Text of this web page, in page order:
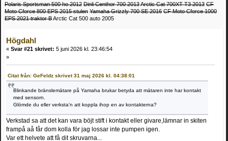
Polaris Sportsman 500 ho 2012 Dinli Centhor 700 2013Arctic Cat 700XT T3 2013 CF
Moto Cforce 800 EPS 2015 stulen Yamaha Grizzly 700 SE 2016 CF Moto Cforce 1000
EPS 2021 traktor BArctic Cat 500 auto 2005
Högdahl
« Svar #21 skrivet: 5 juni 2026 kl. 23:46:54
»
Citat från: GeFeldz skrivet 31 maj 2026 kl. 04:38:01
Blinkande bränslemätare på Yamaha brukar betyda att mätaren inte har kontakt
med sensorn.
Glömde du eller verksta'n att koppla ihop en av kontakterna?
Verkstad sa att det kan vara böjt stift i kontakt eller givare,lämnar in skiten
frampå aå får dom kolla för jag lossar inte pumpen igen.
Var ett helvete att få dit skruvarna...